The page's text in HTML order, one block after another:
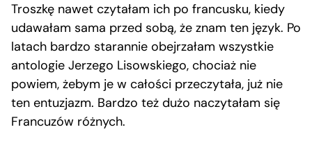
Troszkę nawet czytałam ich po francusku, kiedy
udawałam sama przed sobą, że znam ten język. Po
latach bardzo starannie obejrzałam wszystkie
antologie Jerzego Lisowskiego, chociaż nie
powiem, żebym je w całości przeczytała, już nie
ten entuzjazm. Bardzo też dużo naczytałam się
Francuzów różnych.